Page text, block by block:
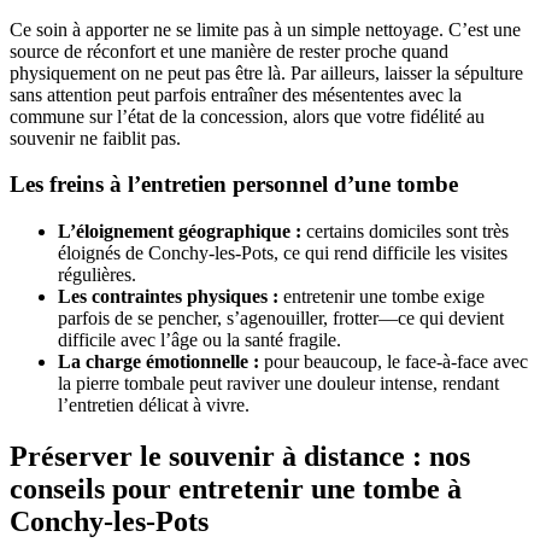
Ce soin à apporter ne se limite pas à un simple nettoyage. C’est une
source de réconfort et une manière de rester proche quand
physiquement on ne peut pas être là. Par ailleurs, laisser la sépulture
sans attention peut parfois entraîner des mésententes avec la
commune sur l’état de la concession, alors que votre fidélité au
souvenir ne faiblit pas.
Les freins à l’entretien personnel d’une tombe
L’éloignement géographique : certains domiciles sont très
éloignés de Conchy-les-Pots, ce qui rend difficile les visites
régulières.
Les contraintes physiques : entretenir une tombe exige
parfois de se pencher, s’agenouiller, frotter—ce qui devient
difficile avec l’âge ou la santé fragile.
La charge émotionnelle : pour beaucoup, le face-à-face avec
la pierre tombale peut raviver une douleur intense, rendant
l’entretien délicat à vivre.
Préserver le souvenir à distance : nos
conseils pour entretenir une tombe à
Conchy-les-Pots